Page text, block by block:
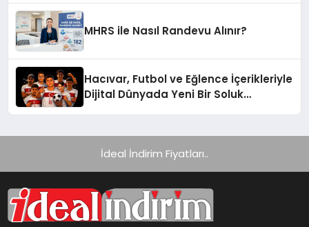
MHRS ile Nasıl Randevu Alınır?
Hacıvar, Futbol ve Eğlence İçerikleriyle
Dijital Dünyada Yeni Bir Soluk
İdeal İndirim Fiyatları..